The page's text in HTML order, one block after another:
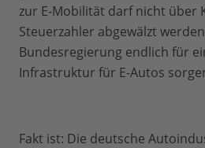
zur E-Mobilität darf nicht über
Steuerzahler abgewälzt
Bundesregierung endlich für
Infrastruktur für E-Autos
Fakt ist: Die deutsche